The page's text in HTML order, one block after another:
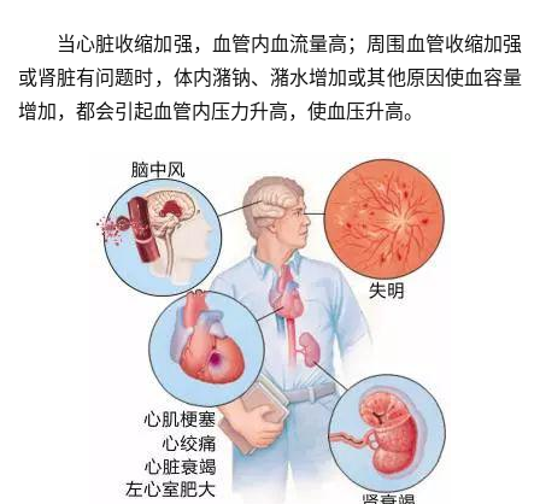
当心脏收缩加强，血管内血流量高；周围血管收缩加强
或肾脏有问题时，体内潴钠、潴水增加或其他原因使血容量
增加，都会引起血管内压力升高，使血压升高。